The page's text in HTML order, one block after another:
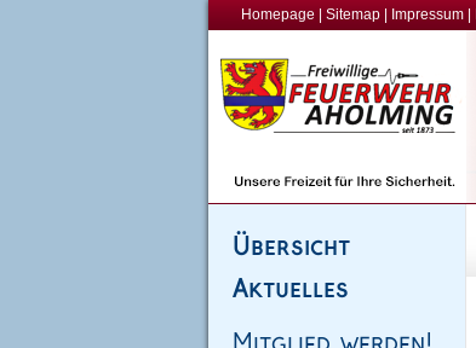
Homepage Sitemap Impressum